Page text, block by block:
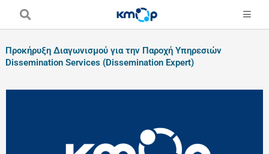
Προκήρυξη Διαγωνισμού για την Παροχή Υπηρεσιών
Dissemination Services (Dissemination Expert)